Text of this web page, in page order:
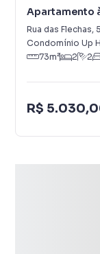
Apartamento
Prudência
Rua das Flechas,
Condomínio Up
73m² 2 2
R$